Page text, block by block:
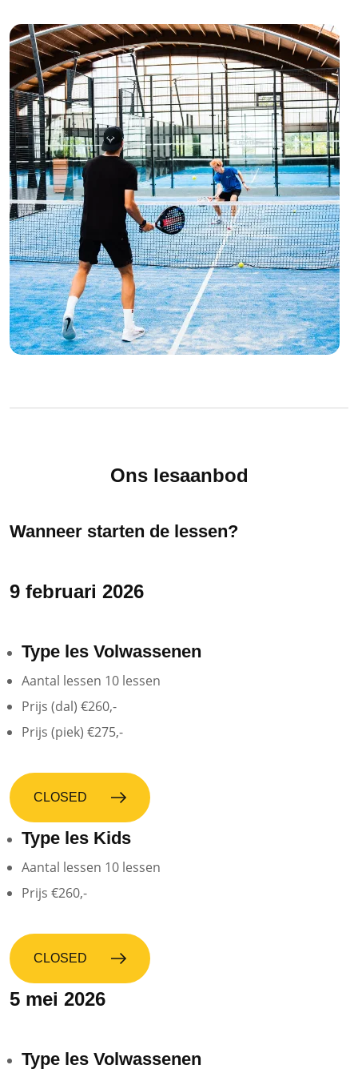
Ons lesaanbod
Wanneer starten de lessen?
9 februari 2026
Type les Volwassenen
Aantal lessen 10 lessen
Prijs (dal) €260,-
Prijs (piek) €275,-
CLOSED
Type les Kids
Aantal lessen 10 lessen
Prijs €260,-
CLOSED
5 mei 2026
Type les Volwassenen